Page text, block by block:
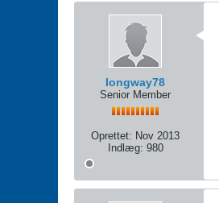
longway78
Senior Member
Oprettet: Nov 2013
Indlæg: 980